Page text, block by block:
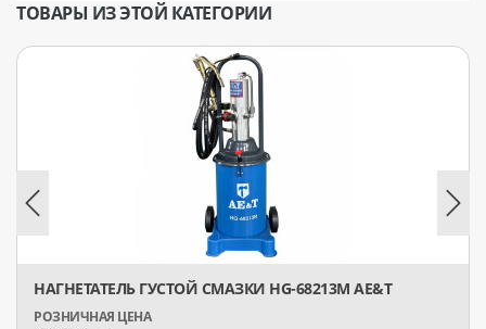
ТОВАРЫ ИЗ ЭТОЙ КАТЕГОРИИ
НАГНЕТАТЕЛЬ ГУСТОЙ СМАЗКИ HG-68213M AE&T